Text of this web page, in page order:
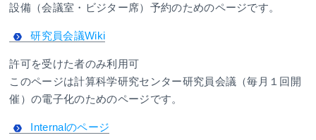
設備（会議室・ビジター席）予約のためのページです。
研究員会議Wiki
許可を受けた者のみ利用可
このページは計算科学研究センター研究員会議（毎月１回開
催）の電子化のためのページです。
Internalのページ